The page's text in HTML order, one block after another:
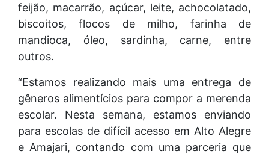
feijão, macarrão, açúcar, leite, achocolatado,
biscoitos, flocos de milho, farinha de
mandioca, óleo, sardinha, carne, entre
outros.
“Estamos realizando mais uma entrega de
gêneros alimentícios para compor a merenda
escolar. Nesta semana, estamos enviando
para escolas de difícil acesso em Alto Alegre
e Amajari, contando com uma parceria que